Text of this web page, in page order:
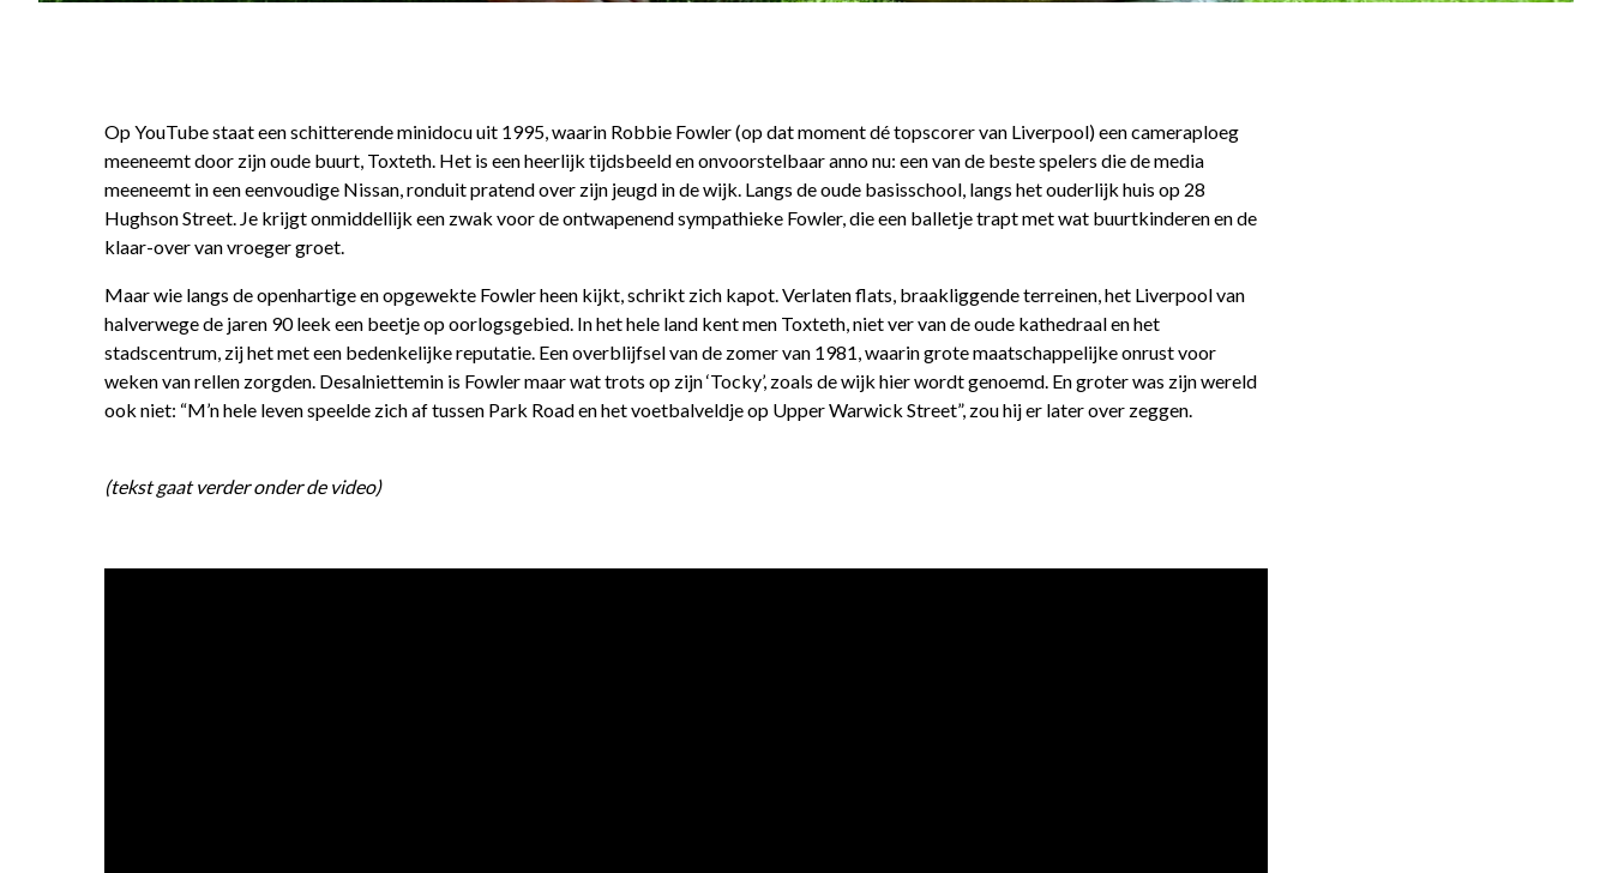
Op YouTube staat een schitterende minidocu uit 1995, waarin Robbie Fowler (op dat moment dé topscorer van Liverpool) een cameraploeg
meeneemt door zijn oude buurt, Toxteth. Het is een heerlijk tijdsbeeld en onvoorstelbaar anno nu: een van de beste spelers die de media
meeneemt in een eenvoudige Nissan, ronduit pratend over zijn jeugd in de wijk. Langs de oude basisschool, langs het ouderlijk huis op 28
Hughson Street. Je krijgt onmiddellijk een zwak voor de ontwapenend sympathieke Fowler, die een balletje trapt met wat buurtkinderen en de
klaar-over van vroeger groet.
Maar wie langs de openhartige en opgewekte Fowler heen kijkt, schrikt zich kapot. Verlaten flats, braakliggende terreinen, het Liverpool van
halverwege de jaren 90 leek een beetje op oorlogsgebied. In het hele land kent men Toxteth, niet ver van de oude kathedraal en het
stadscentrum, zij het met een bedenkelijke reputatie. Een overblijfsel van de zomer van 1981, waarin grote maatschappelijke onrust voor
weken van rellen zorgden. Desalniettemin is Fowler maar wat trots op zijn ‘Tocky’, zoals de wijk hier wordt genoemd. En groter was zijn wereld
ook niet: “M’n hele leven speelde zich af tussen Park Road en het voetbalveldje op Upper Warwick Street”, zou hij er later over zeggen.
(tekst gaat verder onder de video)